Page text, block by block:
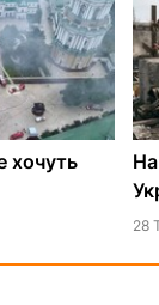
хочуть
28